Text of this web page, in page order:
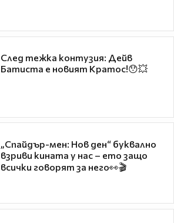
След тежка контузия: Дейв
Батиста е новият Кратос!😯💥
„Спайдър-мен: Нов ден“ буквално
взриви кината у нас – ето защо
всички говорят за него👀🎬